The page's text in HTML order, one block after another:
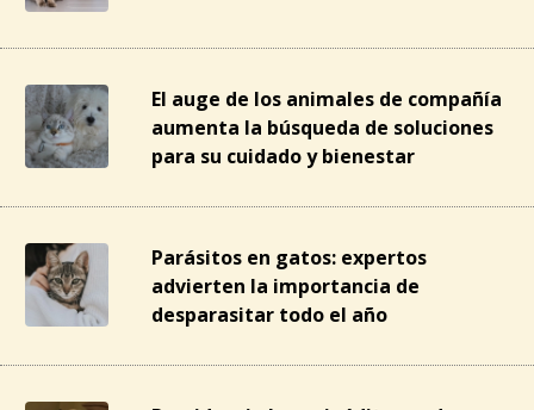
El auge de los animales de compañía
aumenta la búsqueda de soluciones
para su cuidado y bienestar
Parásitos en gatos: expertos
advierten la importancia de
desparasitar todo el año